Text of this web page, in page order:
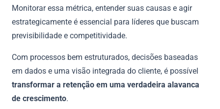
Monitorar essa métrica, entender suas causas e agir
estrategicamente é essencial para líderes que buscam
previsibilidade e competitividade.
Com processos bem estruturados, decisões baseadas
em dados e uma visão integrada do cliente, é possível
transformar a retenção em uma verdadeira alavanca
de crescimento.